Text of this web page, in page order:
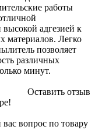
работы
адгезией к
материалов. Легко
позволяет
различных
минут.
Оставить отзыв
вопрос по товару